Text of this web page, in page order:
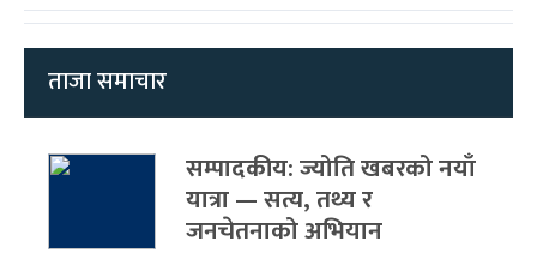
ताजा समाचार
सम्पादकीय: ज्योति खबरको नयाँ
यात्रा — सत्य, तथ्य र
जनचेतनाको अभियान